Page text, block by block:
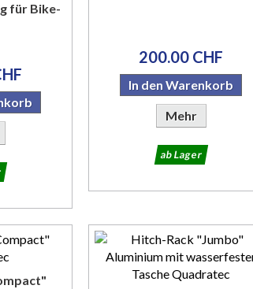
für Bike-
200.00 CHF
In den Warenkorb
Mehr
ab Lager